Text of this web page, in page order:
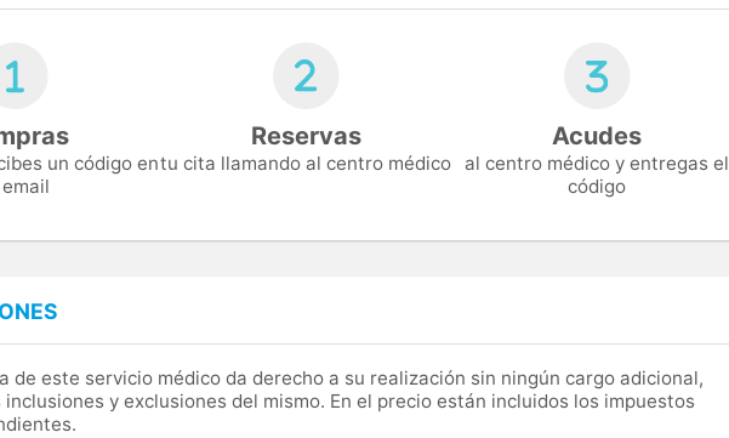
un código en
Reservas
tu cita llamando al centro médico
Acudes
al centro médico y entregas el
código
de este servicio médico da derecho a su realización sin ningún cargo adicional,
inclusiones y exclusiones del mismo. En el precio están incluidos los impuestos